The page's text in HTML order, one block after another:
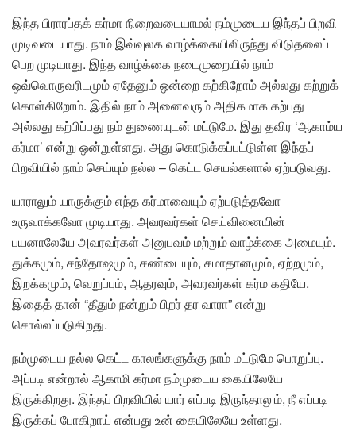
இந்த பிராரப்தக் கர்மா நிறைவடையாமல் நம்முடைய இந்தப் பிறவி
முடிவடையாது. நாம் இவ்வுலக வாழ்க்கையிலிருந்து விடுதலைப்
பெற முடியாது. இந்த வாழ்க்கை நடைமுறையில் நாம்
ஒவ்வொருவரிடமும் ஏதேனும் ஒன்றை கற்கிறோம் அல்லது கற்றுக்
கொள்கிறோம். இதில் நாம் அனைவரும் அதிகமாக கற்பது
அல்லது கற்பிப்பது நம் துணையுடன் மட்டுமே. இது தவிர ‘ஆகாம்ய
கர்மா’ என்று ஒன்றுள்ளது. அது கொடுக்கப்பட்டுள்ள இந்தப்
பிறவியில் நாம் செய்யும் நல்ல – கெட்ட செயல்களால் ஏற்படுவது.
யாராலும் யாருக்கும் எந்த கர்மாவையும் ஏற்படுத்தவோ
உருவாக்கவோ முடியாது. அவரவர்கள் செய்வினையின்
பயனாலேயே அவரவர்கள் அனுபவம் மற்றும் வாழ்க்கை அமையும்.
துக்கமும், சந்தோஷமும், சண்டையும், சமாதானமும், ஏற்றமும்,
இறக்கமும், வெறுப்பும், ஆதரவும், அவரவர்கள் கர்ம கதியே.
இதைத் தான் “தீதும் நன்றும் பிறர் தர வாரா” என்று
சொல்லப்படுகிறது.
நம்முடைய நல்ல கெட்ட காலங்களுக்கு நாம் மட்டுமே பொறுப்பு.
அப்படி என்றால் ஆகாமி கர்மா நம்முடைய கையிலேயே
இருக்கிறது. இந்தப் பிறவியில் யார் எப்படி இருந்தாலும், நீ எப்படி
இருக்கப் போகிறாய் என்பது உன் கையிலேயே உள்ளது.